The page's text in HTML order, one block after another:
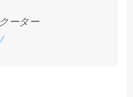
ーター